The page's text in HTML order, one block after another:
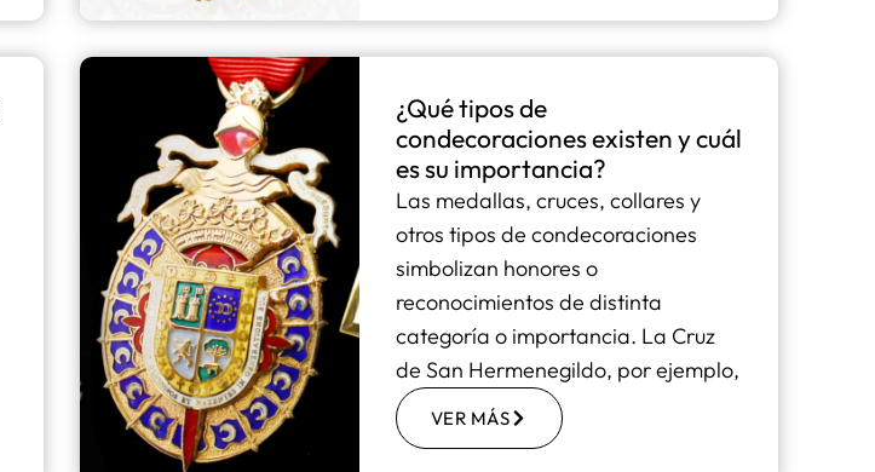
¿Qué tipos de
condecoraciones existen y cuál
es su importancia?
Las medallas, cruces, collares y
otros tipos de condecoraciones
simbolizan honores o
reconocimientos de distinta
categoría o importancia. La Cruz
de San Hermenegildo, por ejemplo,
VER MÁS